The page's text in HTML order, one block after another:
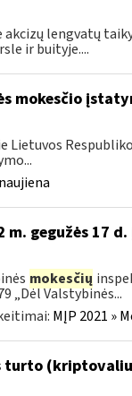
lengvatų
ir buityje....
mokesčio
Lietuvos
gegužės 17
mokesčių
„Dėl Valstybinės...
MĮP 2021 »
turto